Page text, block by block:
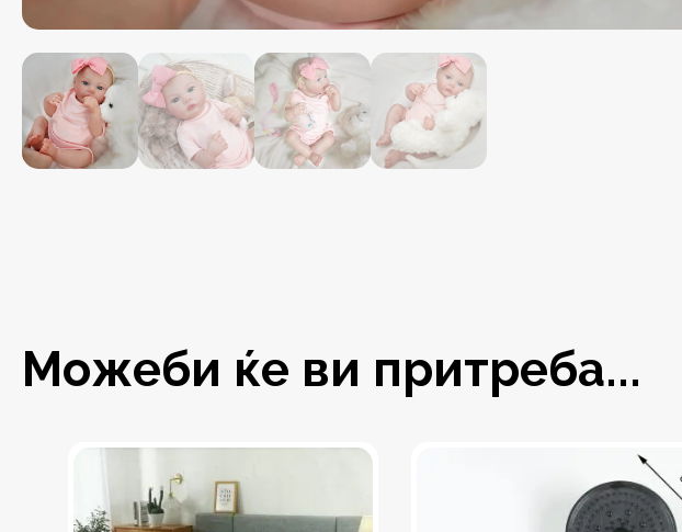
Можеби ќе ви притреба...